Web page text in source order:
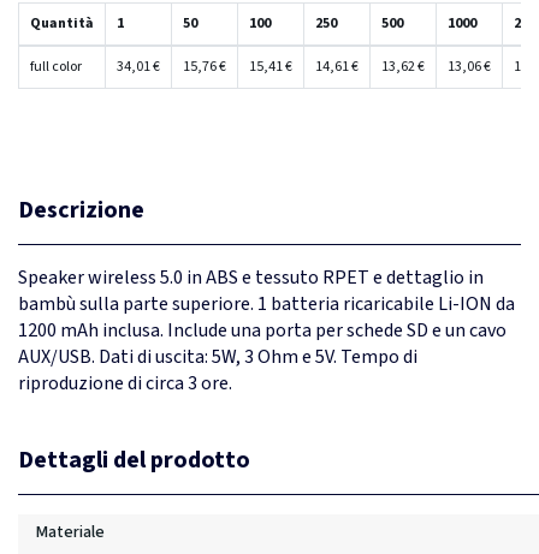
Quantità 1 50 100 250 500 1000
full color 34,01 € 15,76 € 15,41 € 14,61 € 13,62 € 13,06 €
Descrizione
Speaker wireless 5.0 in ABS e tessuto RPET e dettaglio in
bambù sulla parte superiore. 1 batteria ricaricabile Li-ION da
1200 mAh inclusa. Include una porta per schede SD e un cavo
AUX/USB. Dati di uscita: 5W, 3 Ohm e 5V. Tempo di
riproduzione di circa 3 ore.
Dettagli del prodotto
Materiale